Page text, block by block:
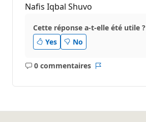
Nafis Iqbal Shuvo
Cette réponse a-t-elle été utile ?
Yes
No
0 commentaires
Aucun